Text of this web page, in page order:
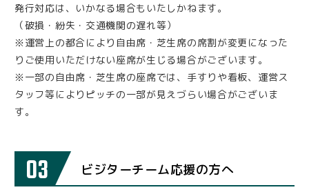
発行対応は、いかなる場合もいたしかねます。
（破損・紛失・交通機関の遅れ等）
※運営上の都合により自由席・芝生席の席割が変更になった
りご使用いただけない座席が生じる場合がございます。
※一部の自由席・芝生席の座席では、手すりや看板、運営ス
タッフ等によりピッチの一部が見えづらい場合がございま
す。
03 ビジターチーム応援の方へ